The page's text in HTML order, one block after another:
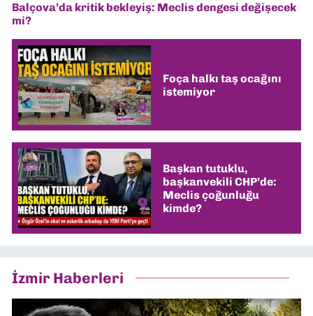
Balçova’da kritik bekleyiş: Meclis dengesi değişecek
mi?
Foça halkı taş ocağını
istemiyor
Başkan tutuklu,
başkanvekili CHP’de:
Meclis çoğunluğu
kimde?
İzmir Haberleri